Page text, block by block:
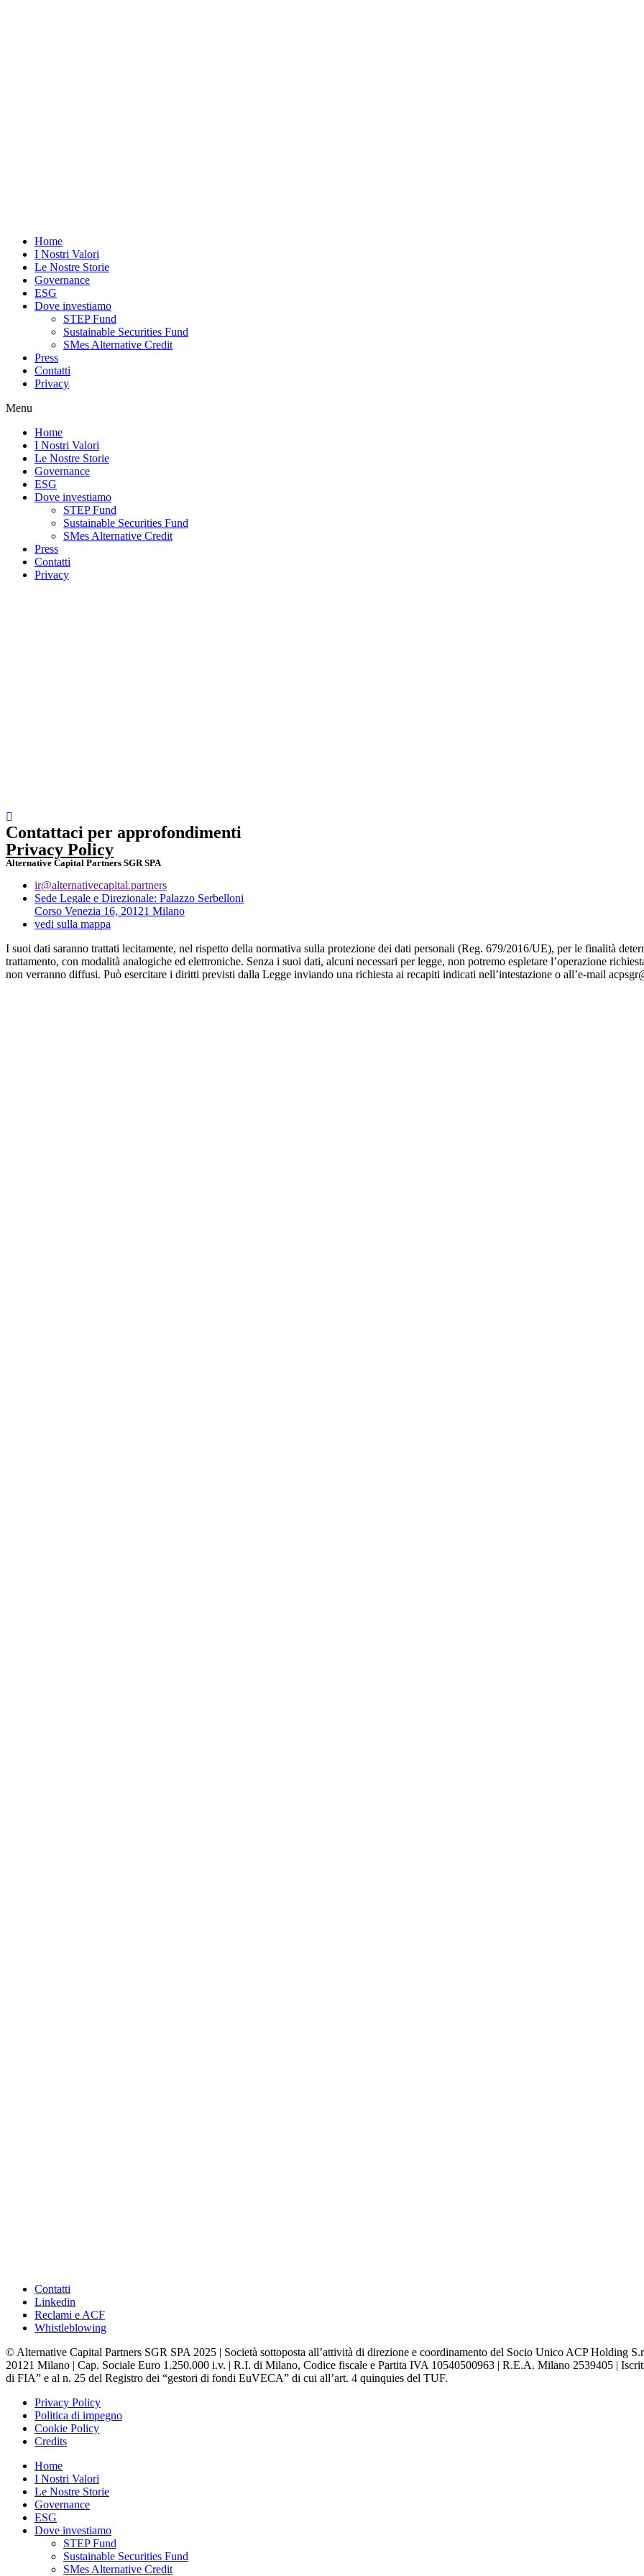
Home
I Nostri Valori
Le Nostre Storie
Governance
ESG
Dove investiamo
STEP Fund
Sustainable Securities Fund
SMes Alternative Credit
Press
Contatti
Privacy
Menu
Home
I Nostri Valori
Le Nostre Storie
Governance
ESG
Dove investiamo
STEP Fund
Sustainable Securities Fund
SMes Alternative Credit
Press
Contatti
Privacy
Contattaci per approfondimenti
Privacy Policy
Alternative Capital Partners SGR SPA
ir@alternativecapital.partners
Sede Legale e Direzionale: Palazzo Serbelloni
Corso Venezia 16, 20121 Milano
vedi sulla mappa
I suoi dati saranno trattati lecitamente, nel rispetto della normativa sulla protezione dei dati personali (Reg. 679/2016/UE), per le finalità
trattamento, con modalità analogiche ed elettroniche. Senza i suoi dati, alcuni necessari per legge, non potremo espletare l’operazione
non verranno diffusi. Può esercitare i diritti previsti dalla Legge inviando una richiesta ai recapiti indicati nell’intestazione o all’e-mail
Contatti
Linkedin
Reclami e ACF
Whistleblowing
© Alternative Capital Partners SGR SPA 2025 | Società sottoposta all’attività di direzione e coordinamento del Socio Unico ACP Holding
20121 Milano | Cap. Sociale Euro 1.250.000 i.v. | R.I. di Milano, Codice fiscale e Partita IVA 10540500963 | R.E.A. Milano 2539405 |
di FIA” e al n. 25 del Registro dei “gestori di fondi EuVECA” di cui all’art. 4 quinquies del TUF.
Privacy Policy
Politica di impegno
Cookie Policy
Credits
Home
I Nostri Valori
Le Nostre Storie
Governance
ESG
Dove investiamo
STEP Fund
Sustainable Securities Fund
SMes Alternative Credit